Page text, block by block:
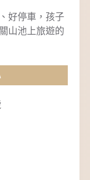
好停車，孩子
山池上旅遊的